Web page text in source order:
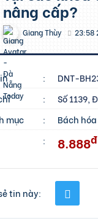
nâng cấp?
Giang Thùy 23:58
:
DNT-
:
Số 1139,
mục
: Bách
: 8.888đ
tin này: